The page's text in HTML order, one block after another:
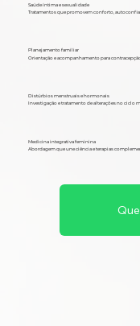
Saúde íntima e sexualidade
Tratamentos que promovem conforto,
Planejamento familiar
Orientação e acompanhamento para
Distúrbios menstruais e hormonais
Investigação e tratamento de alterações no
Medicina integrativa feminina
Abordagem que une ciência e terapias